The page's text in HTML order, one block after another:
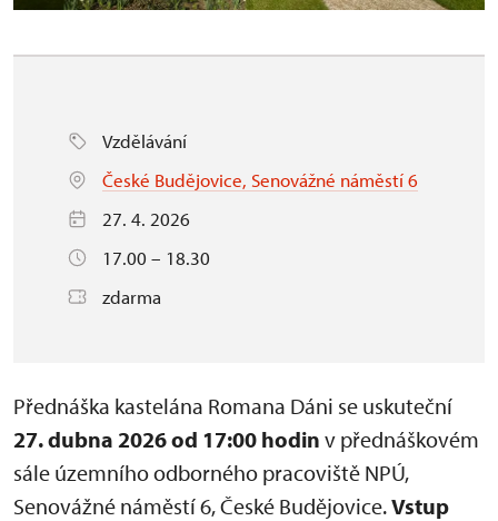
Vzdělávání
České Budějovice, Senovážné náměstí 6
27. 4. 2026
17.00 – 18.30
zdarma
Přednáška kastelána Romana Dáni se uskuteční
27. dubna 2026 od 17:00 hodin v přednáškovém
sále územního odborného pracoviště NPÚ,
Senovážné náměstí 6, České Budějovice.Vstup